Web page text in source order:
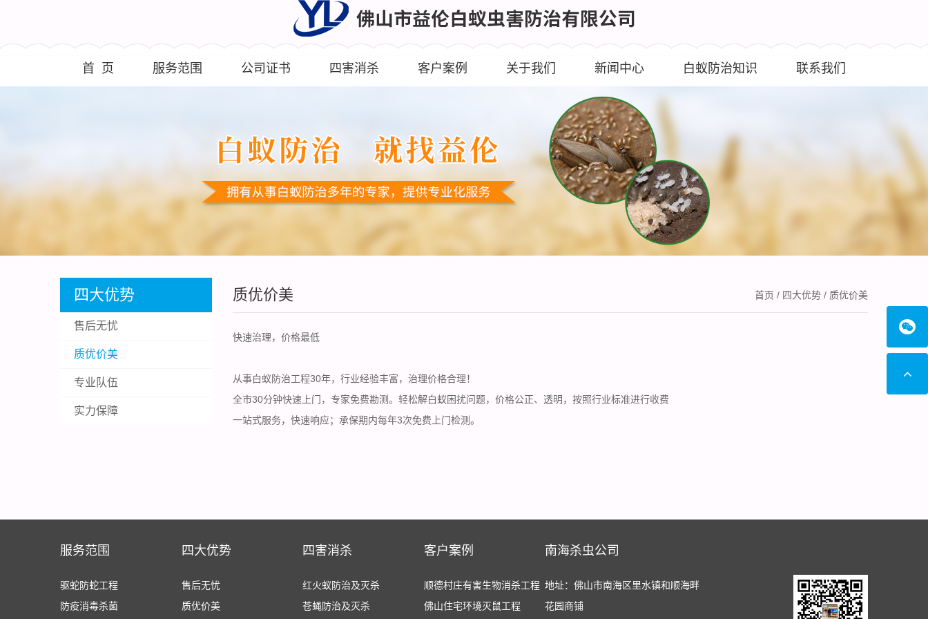
首 页 服务范围 公司证书 四害消杀 客户案例 关于我们 新闻中心 白蚁防治知识 联系我们
四大优势
售后无忧
质优价美
专业队伍
实力保障
质优价美 首页 / 四大优势 / 质优价美
快速治理，价格最低
从事白蚁防治工程30年，行业经验丰富，治理价格合理！
全市30分钟快速上门，专家免费勘测。轻松解白蚁困扰问题，价格公正、透明，按照行业标准进行收费
一站式服务，快速响应；承保期内每年3次免费上门检测。
服务范围
驱蛇防蛇工程
防疫消毒杀菌
四大优势
售后无忧
质优价美
四害消杀
红火蚁防治及灭杀
苍蝇防治及灭杀
客户案例
顺德村庄有害生物消杀工程
佛山住宅环境灭鼠工程
南海杀虫公司
地址：佛山市南海区里水镇和顺海畔
花园商铺